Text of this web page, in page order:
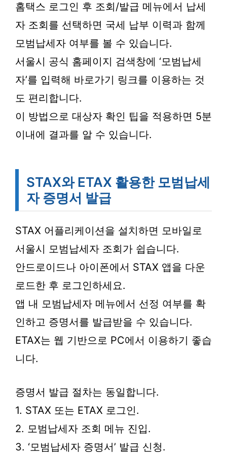
홈택스 로그인 후 조회/발급 메뉴에서 납세
자 조회를 선택하면 국세 납부 이력과 함께
모범납세자 여부를 볼 수 있습니다.
서울시 공식 홈페이지 검색창에 ‘모범납세
자’를 입력해 바로가기 링크를 이용하는 것
도 편리합니다.
이 방법으로 대상자 확인 팁을 적용하면 5분
이내에 결과를 알 수 있습니다.
STAX와 ETAX 활용한 모범납세
자 증명서 발급
STAX 어플리케이션을 설치하면 모바일로
서울시 모범납세자 조회가 쉽습니다.
안드로이드나 아이폰에서 STAX 앱을 다운
로드한 후 로그인하세요.
앱 내 모범납세자 메뉴에서 선정 여부를 확
인하고 증명서를 발급받을 수 있습니다.
ETAX는 웹 기반으로 PC에서 이용하기 좋습
니다.
증명서 발급 절차는 동일합니다.
1. STAX 또는 ETAX 로그인.
2. 모범납세자 조회 메뉴 진입.
3. ‘모범납세자 증명서’ 발급 신청.